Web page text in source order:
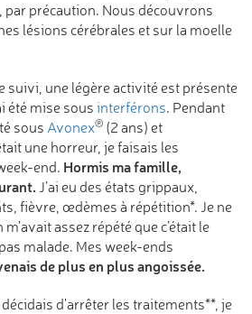
par précaution. Nous découvrons
lésions cérébrales et sur la moelle
suivi, une légère activité est présente
été mise sous interférons. Pendant
sous Avonex® (2 ans) et
une horreur, je faisais les
end. Hormis ma famille,
J’ai eu des états grippaux,
fièvre, œdèmes à répétition*. Je ne
assez répété que c’était le
malade. Mes week-ends
de plus en plus angoissée.
d'arrêter les traitements**, je